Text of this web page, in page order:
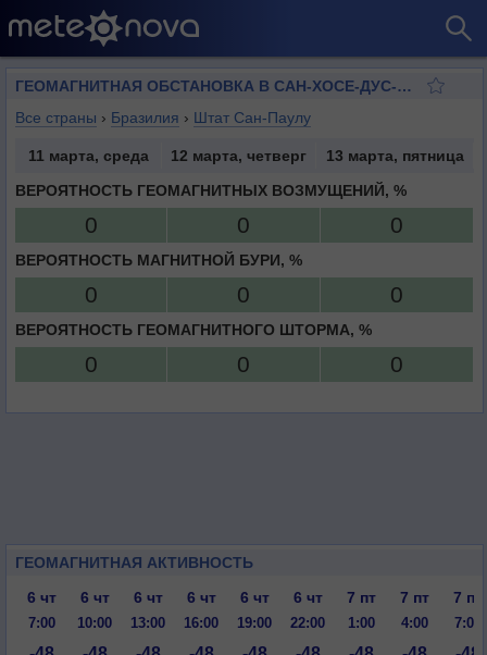
ГЕОМАГНИТНАЯ ОБСТАНОВКА В САН-ХОСЕ-ДУС-КАМПУС
Все страны › Бразилия › Штат Сан-Паулу
11 марта, среда 12 марта, четверг
13 марта, пятница
ВЕРОЯТНОСТЬ ГЕОМАГНИТНЫХ ВОЗМУЩЕНИЙ, %
0 0 0
ВЕРОЯТНОСТЬ МАГНИТНОЙ БУРИ, %
0 0 0
ВЕРОЯТНОСТЬ ГЕОМАГНИТНОГО ШТОРМА, %
0 0 0
ГЕОМАГНИТНАЯ АКТИВНОСТЬ
6 чт
6 чт 6 чт 6 чт 6 чт 6 чт 7 пт 7 пт 7 пт
7:00 10:00 13:00 16:00 19:00 22:00 1:00 4:00 7:00